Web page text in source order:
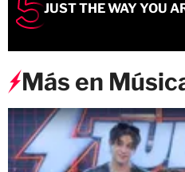
JUST THE WAY YOU
Más en